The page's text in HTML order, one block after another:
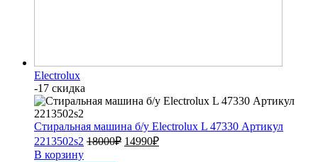
Electrolux
-17 скидка
Стиральная машина б/у Electrolux L 47330 Артикул
2213502s2 18000₽ 14990₽
В корзину